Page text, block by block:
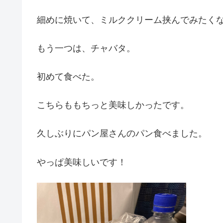
細めに焼いて、ミルククリーム挟んでみたく
もう一つは、チャバタ。
初めて食べた。
こちらももちっと美味しかったです。
久しぶりにパン屋さんのパン食べました。
やっぱ美味しいです！